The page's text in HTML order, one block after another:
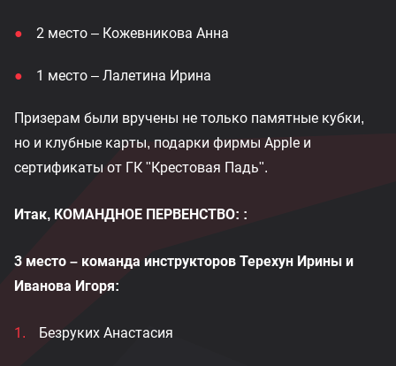
2 место – Кожевникова Анна
1 место – Лалетина Ирина
Призерам были вручены не только памятные кубки,
но и клубные карты, подарки фирмы Apple и
сертификаты от ГК "Крестовая Падь".
Итак, КОМАНДНОЕ ПЕРВЕНСТВО: :
3 место – команда инструкторов Терехун Ирины и
Иванова Игоря:
Безруких Анастасия